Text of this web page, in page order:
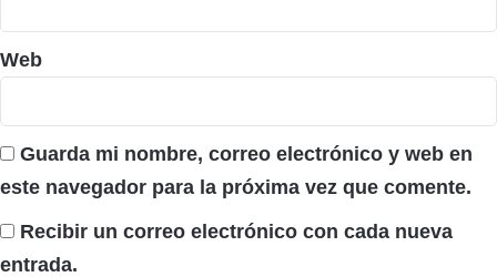
Web
Guarda mi nombre, correo electrónico y web en
este navegador para la próxima vez que comente.
Recibir un correo electrónico con cada nueva
entrada.